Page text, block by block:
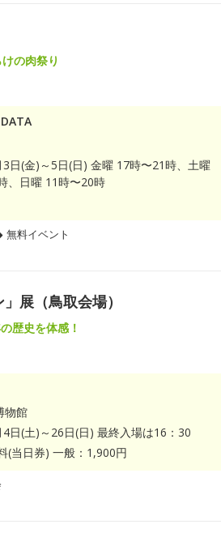
の肉祭り
日(金)～5日(日) 金曜 17時〜21時、土曜
、日曜 11時〜20時
無料イベント
展（鳥取会場）
歴史を体感！
物館
日(土)～26日(日) 最終入場は16：30
(当日券) 一般：1,900円